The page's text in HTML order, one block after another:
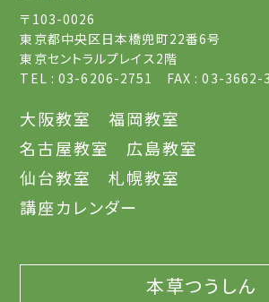
〒103-0026
東京都中央区日本橋兜町22番6号
東京セントラルプレイス2階
TEL : 03-6206-2751 FAX : 03-3662-
大阪教室
福岡教室
名古屋教室
広島教室
仙台教室
札幌教室
講座カレンダー
本草つうしん